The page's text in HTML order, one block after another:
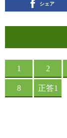
シェア